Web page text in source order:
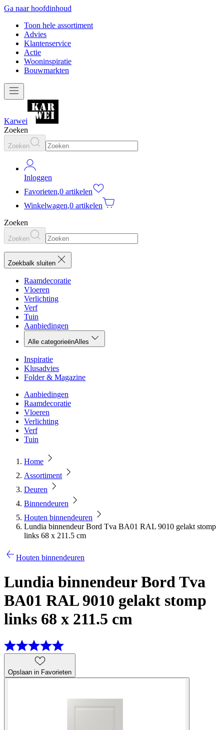
Ga naar hoofdinhoud
Toon hele assortiment
Advies
Klantenservice
Actie
Wooninspiratie
Bouwmarkten
Karwei
Zoeken
Zoeken
Inloggen
Favorieten,0 artikelen
Winkelwagen,0 artikelen
Zoeken
Zoeken
Zoekbalk sluiten
Raamdecoratie
Vloeren
Verlichting
Verf
Tuin
Aanbiedingen
Alle categorieënAlles
Inspiratie
Klusadvies
Folder & Magazine
Aanbiedingen
Raamdecoratie
Vloeren
Verlichting
Verf
Tuin
Home
Assortiment
Deuren
Binnendeuren
Houten binnendeuren
Lundia binnendeur Bord Tva BA01 RAL 9010 gelakt stomp
links 68 x 211.5 cm
Houten binnendeuren
Lundia binnendeur Bord Tva
BA01 RAL 9010 gelakt stomp
links 68 x 211.5 cm
Opslaan in Favorieten